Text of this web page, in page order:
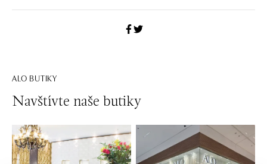
ALO BUTIKY
Navštívte naše butiky